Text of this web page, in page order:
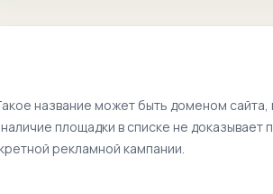
название может быть доменом
площадки в списке не доказывает
рекламной кампании.